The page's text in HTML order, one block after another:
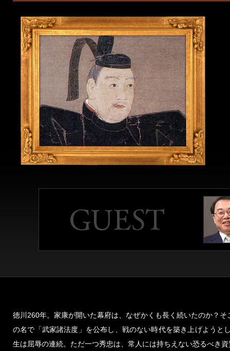
ご意見・ご感想 会社情報
徳川260年。家康が開いた幕府は、なぜかくも長く続いたのか？
の名で「武家諸法度」を公布し、戦のない時代を築き上げよう
生は屈辱の連続。ただ一つ秀忠は、常人には持ちえない恐るべき